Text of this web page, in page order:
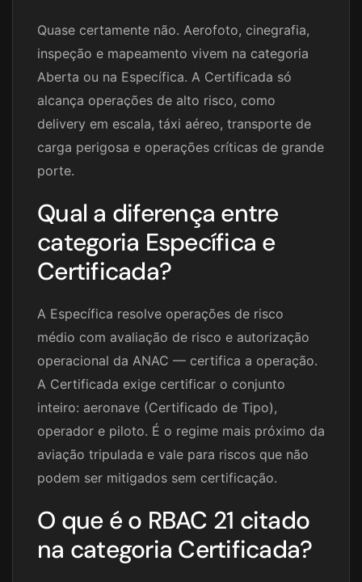
Quase certamente não. Aerofoto, cinegrafia,
inspeção e mapeamento vivem na categoria
Aberta ou na Específica. A Certificada só
alcança operações de alto risco, como
delivery em escala, táxi aéreo, transporte de
carga perigosa e operações críticas de grande
porte.
Qual a diferença entre
categoria Específica e
Certificada?
A Específica resolve operações de risco
médio com avaliação de risco e autorização
operacional da ANAC — certifica a operação.
A Certificada exige certificar o conjunto
inteiro: aeronave (Certificado de Tipo),
operador e piloto. É o regime mais próximo da
aviação tripulada e vale para riscos que não
podem ser mitigados sem certificação.
O que é o RBAC 21 citado
na categoria Certificada?